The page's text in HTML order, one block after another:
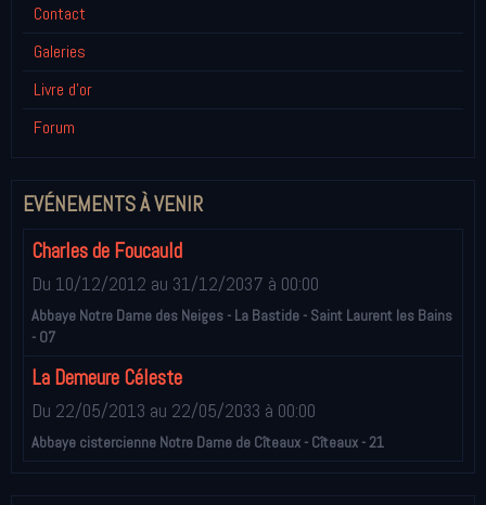
Contact
Galeries
Livre d'or
Forum
EVÉNEMENTS À VENIR
Charles de Foucauld
Du 10/12/2012 au 31/12/2037 à 00:00
Abbaye Notre Dame des Neiges - La Bastide - Saint Laurent les Bains
- 07
La Demeure Céleste
Du 22/05/2013 au 22/05/2033 à 00:00
Abbaye cistercienne Notre Dame de Cîteaux - Cîteaux - 21